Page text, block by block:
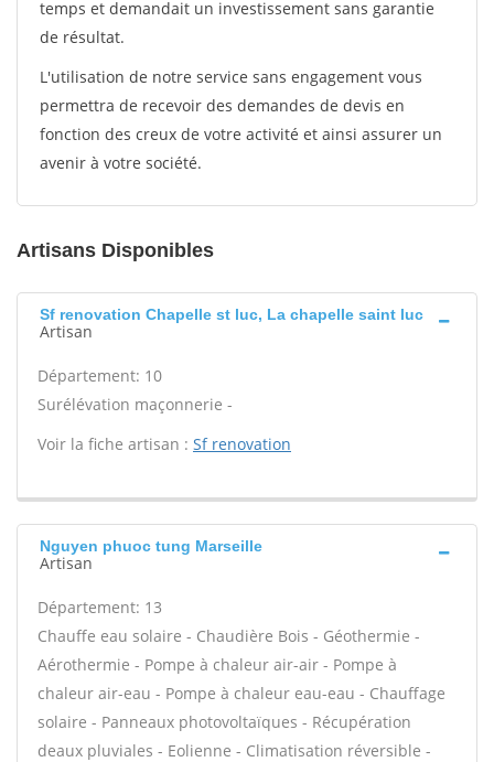
temps et demandait un investissement sans garantie
de résultat.
L'utilisation de notre service sans engagement vous
permettra de recevoir des demandes de devis en
fonction des creux de votre activité et ainsi assurer un
avenir à votre société.
Artisans Disponibles
Sf renovation Chapelle st luc, La chapelle saint luc
Artisan
Département: 10
Surélévation maçonnerie -
Voir la fiche artisan : Sf renovation
Nguyen phuoc tung Marseille
Artisan
Département: 13
Chauffe eau solaire - Chaudière Bois - Géothermie -
Aérothermie - Pompe à chaleur air-air - Pompe à
chaleur air-eau - Pompe à chaleur eau-eau - Chauffage
solaire - Panneaux photovoltaïques - Récupération
deaux pluviales - Eolienne - Climatisation réversible -